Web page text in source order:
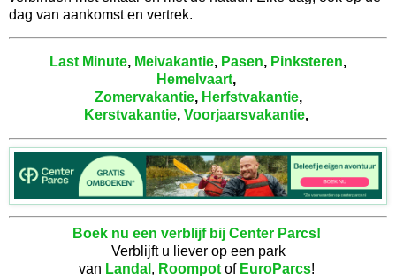
dag van aankomst en vertrek.
Last Minute, Meivakantie, Pasen, Pinksteren,
Hemelvaart,
Zomervakantie, Herfstvakantie,
Kerstvakantie, Voorjaarsvakantie,
Boek nu een verblijf bij Center Parcs!
Verblijft u liever op een park
van Landal , Roompotof EuroParcs!